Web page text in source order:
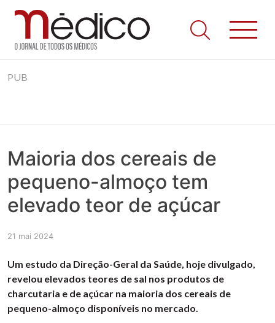
to
Jornal Médico
Médico – O Jornal de Todos os Médicos. Onde as notícias
realmente contam! Tudo o que se passa na Saúde!
PUB
Maioria dos cereais de
pequeno-almoço tem
elevado teor de açúcar
21 mai 2024
Um estudo da Direção-Geral da Saúde, hoje divulgado,
revelou elevados teores de sal nos produtos de
charcutaria e de açúcar na maioria dos cereais de
pequeno-almoço disponíveis no mercado.